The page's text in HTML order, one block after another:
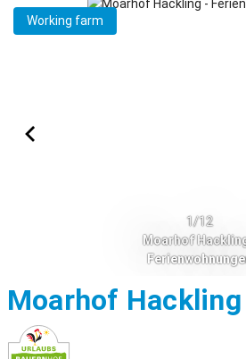
Working farm
1/12
Moarhof
Moarhof Hackling